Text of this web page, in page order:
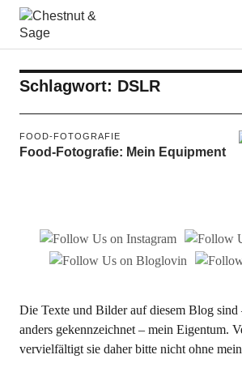
Chestnut & Sage
Schlagwort: DSLR
FOOD-FOTOGRAFIE
Food-Fotografie: Mein Equipment
Die Texte und Bilder auf diesem Blog sind
anders gekennzeichnet – mein Eigentum.
vervielfältigt sie daher bitte nicht ohne